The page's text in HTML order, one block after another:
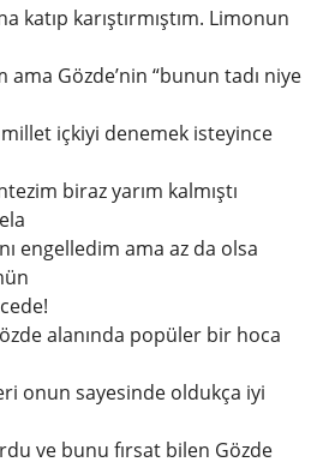
katıp karıştırmıştım. Limonun
Gözde’nin “bunun tadı niye
içkiyi denemek isteyince
biraz yarım kalmıştı
engelledim ama az da olsa
alanında popüler bir hoca
onun sayesinde oldukça iyi
ve bunu fırsat bilen Gözde